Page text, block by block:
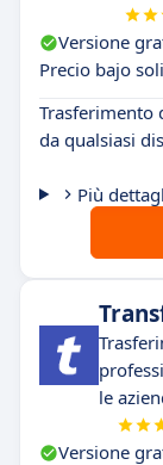
Versione
Precio bajo
Trasferimento
da qualsiasi
Più
le
Versione